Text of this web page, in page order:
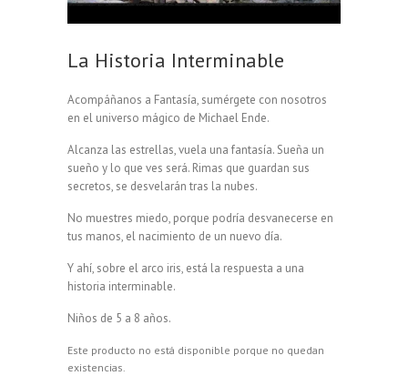
La Historia Interminable
Acompáñanos a Fantasía, sumérgete con nosotros
en el universo mágico de Michael Ende.
Alcanza las estrellas, vuela una fantasía. Sueña un
sueño y lo que ves será. Rimas que guardan sus
secretos, se desvelarán tras la nubes.
No muestres miedo, porque podría desvanecerse en
tus manos, el nacimiento de un nuevo día.
Y ahí, sobre el arco iris, está la respuesta a una
historia interminable.
Niños de 5 a 8 años.
Este producto no está disponible porque no quedan
existencias.